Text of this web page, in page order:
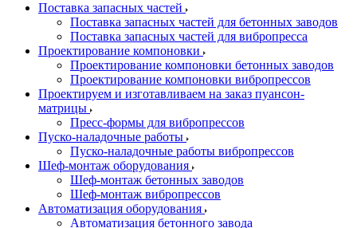
Поставка запасных частей
Поставка запасных частей для бетонных заводов
Поставка запасных частей для вибропресса
Проектирование компоновки
Проектирование компоновки бетонных заводов
Проектирование компоновки вибропрессов
Проектируем и изготавливаем на заказ пуансон-
матрицы
Пресс-формы для вибропрессов
Пуско-наладочные работы
Пуско-наладочные работы вибропрессов
Шеф-монтаж оборудования
Шеф-монтаж бетонных заводов
Шеф-монтаж вибропрессов
Автоматизация оборудования
Автоматизация бетонного завода